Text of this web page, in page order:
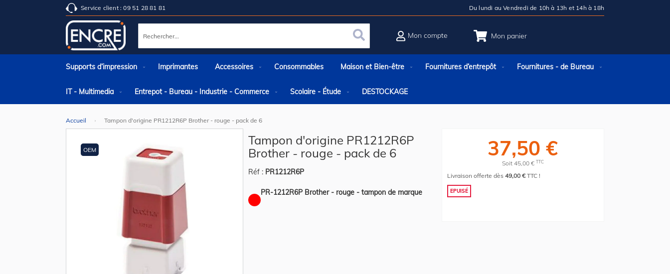
Service client : 09 51 28 81 81 Du lundi au Vendredi de 10h à 13h et 14h à 18h
Mon panier
Rechercher Rechercher
Mon compte
Supports d’impression Imprimantes Accessoires Consommables Maison et Bien-être Fournitures d’entrepôt Fournitures - de Bureau
IT - Multimedia Entrepot - Bureau - Industrie - Commerce Scolaire - Étude DESTOCKAGE
Accueil
Tampon d'origine PR1212R6P Brother - rouge - pack de 6
OEM
Tampon d'origine PR1212R6P
Brother - rouge - pack de 6
Réf : PR1212R6P
PR-1212R6P Brother - rouge - tampon de marque
37,50 €
Soit 45,00 € TTC
Livraison offerte dès49,00 €TTC !
EPUISÉ